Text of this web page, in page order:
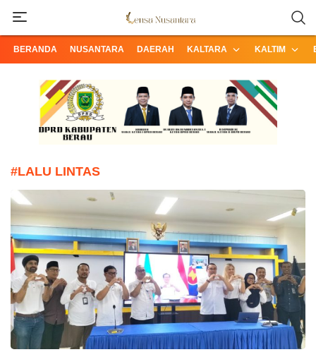
Lensa Nusantara
Informasi Terpercaya dari Nusantara
BERANDA NUSANTARA DAERAH KALTARA KALTIM
#LALU LINTAS